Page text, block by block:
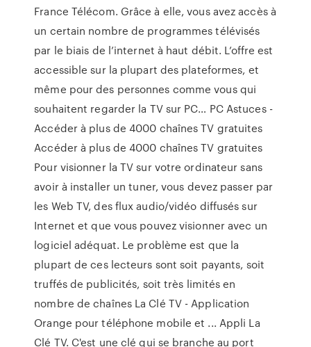
France Télécom. Grâce à elle, vous avez accès à
un certain nombre de programmes télévisés
par le biais de l’internet à haut débit. L’offre est
accessible sur la plupart des plateformes, et
même pour des personnes comme vous qui
souhaitent regarder la TV sur PC… PC Astuces -
Accéder à plus de 4000 chaînes TV gratuites
Accéder à plus de 4000 chaînes TV gratuites
Pour visionner la TV sur votre ordinateur sans
avoir à installer un tuner, vous devez passer par
les Web TV, des flux audio/vidéo diffusés sur
Internet et que vous pouvez visionner avec un
logiciel adéquat. Le problème est que la
plupart de ces lecteurs sont soit payants, soit
truffés de publicités, soit très limités en
nombre de chaînes La Clé TV - Application
Orange pour téléphone mobile et ... Appli La
Clé TV. C'est une clé qui se branche au port